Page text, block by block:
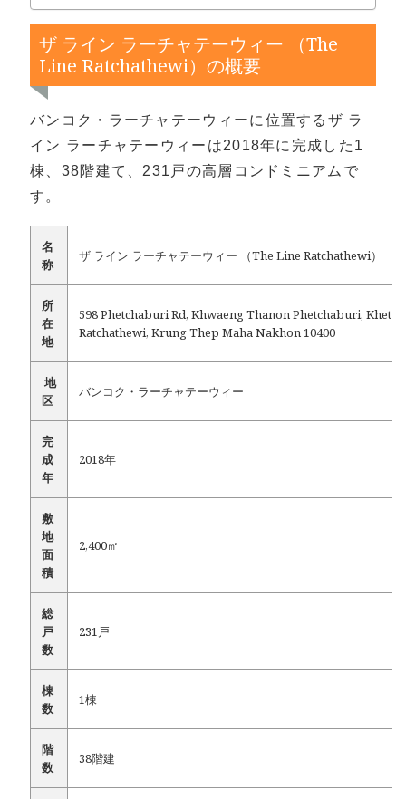
ザ ライン ラーチャテーウィー （The
Line Ratchathewi）の概要
バンコク・ラーチャテーウィーに位置するザ ラ
イン ラーチャテーウィーは2018年に完成した1
棟、38階建て、231戸の高層コンドミニアムで
す。
名
称
ザ ライン ラーチャテーウィー （The Line Ratchathewi）
所
在
地
598 Phetchaburi Rd, Khwaeng Thanon Phetchaburi, Khet
Ratchathewi, Krung Thep Maha Nakhon 10400
地
区
バンコク・ラーチャテーウィー
完
成
年
2018年
敷
地
面
積
2,400㎡
総
戸
数
231戸
棟
数
1棟
階
数
38階建